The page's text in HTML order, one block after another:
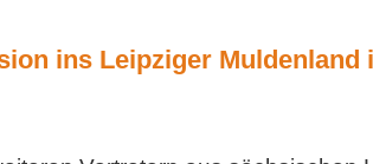
ins Leipziger Muldenland